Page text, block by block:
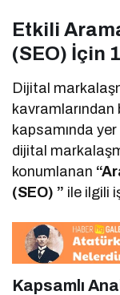
Etkili
(SEO) İçin
Dijital
kavramlarından
kapsamında
dijital
konumlanan
(SEO) ” ile ilgili
Kapsamlı